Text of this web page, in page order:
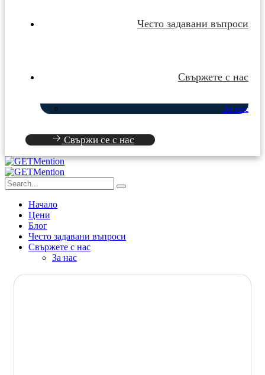
Често задавани въпроси
Свържете с нас
За нас
Свържи се с нас
Начало
Цени
Блог
Често задавани въпроси
Свържете с нас
За нас